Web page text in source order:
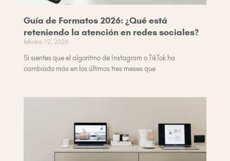
Guía de Formatos 2026: ¿Qué está
reteniendo la atención en redes sociales?
febrero 12, 2026
Si sientes que el algoritmo de Instagram o TikTok ha
cambiado más en los últimos tres meses que